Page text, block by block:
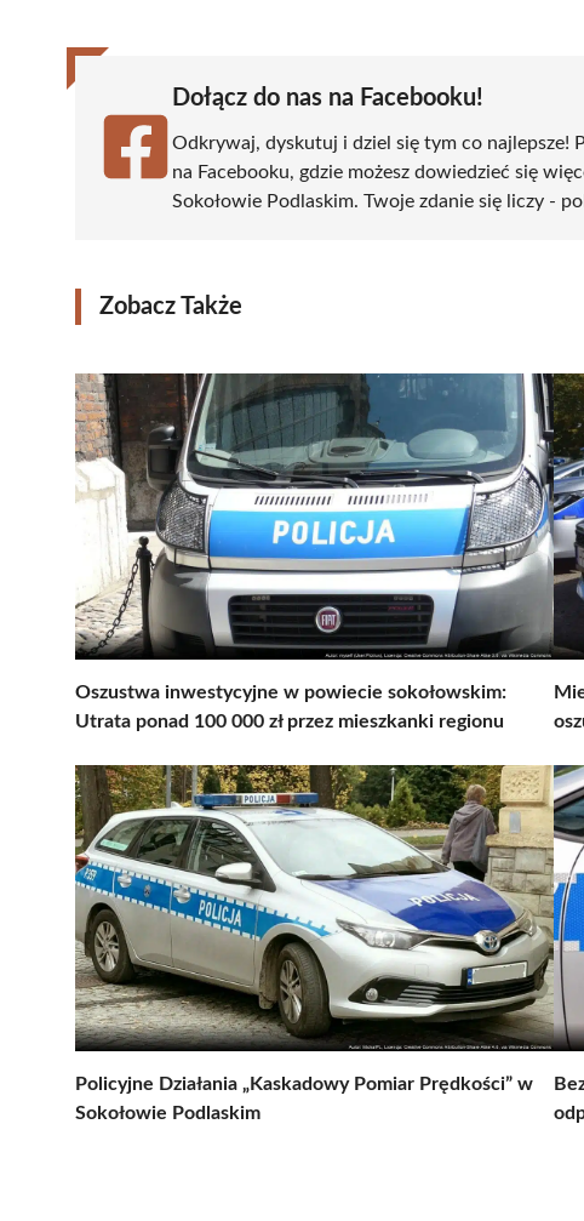
Dołącz do nas na Facebooku!
Odkrywaj, dyskutuj i dziel się tym co najlepsze!
na Facebooku, gdzie możesz dowiedzieć się
Sokołowie Podlaskim. Twoje zdanie się liczy -
Zobacz Także
Oszustwa inwestycyjne w powiecie sokołowskim:
Utrata ponad 100 000 zł przez mieszkanki regionu
Policyjne Działania „Kaskadowy Pomiar Prędkości” w
Sokołowie Podlaskim